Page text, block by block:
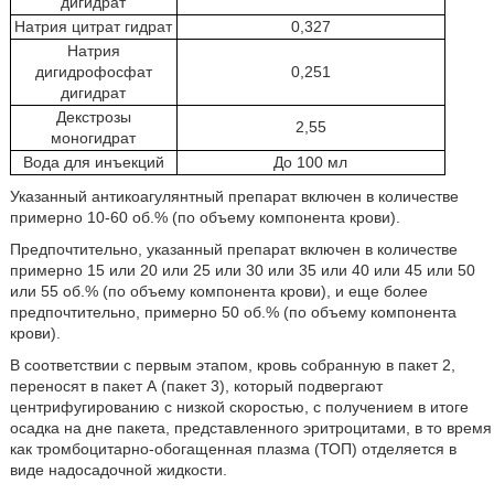
Натрия цитрат гидрат
0,327
Натрия
дигидрофосфат
дигидрат
0,251
Декстрозы
моногидрат
2,55
Вода для инъекций
До 100 мл
Указанный антикоагулянтный препарат включен в количестве
примерно 10-60 об.% (по объему компонента крови).
Предпочтительно, указанный препарат включен в количестве
примерно 15 или 20 или 25 или 30 или 35 или 40 или 45 или 50
или 55 об.% (по объему компонента крови), и еще более
предпочтительно, примерно 50 об.% (по объему компонента
крови).
В соответствии с первым этапом, кровь собранную в пакет 2,
переносят в пакет А (пакет 3), который подвергают
центрифугированию с низкой скоростью, с получением в итоге
осадка на дне пакета, представленного эритроцитами, в то время
как тромбоцитарно-обогащенная плазма (ТОП) отделяется в
виде надосадочной жидкости.